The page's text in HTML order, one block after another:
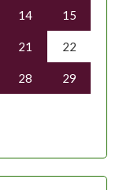
14 15
21 22
28 29